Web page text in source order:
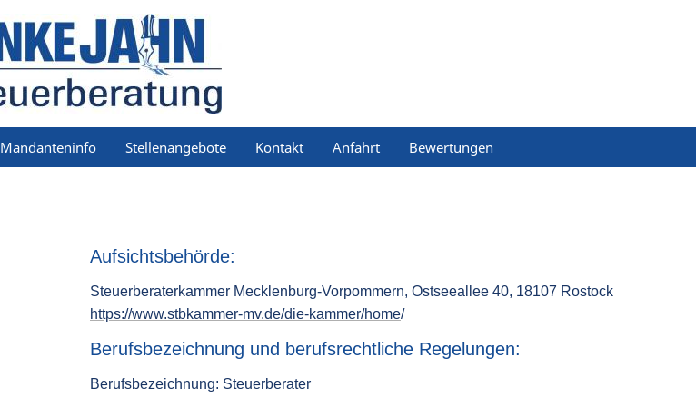
Mandanteninfo Stellenangebote Kontakt Anfahrt Bewertungen
Aufsichtsbehörde:
Steuerberaterkammer Mecklenburg-Vorpommern, Ostseeallee 40, 18107 Rostock
https://www.stbkammer-mv.de/die-kammer/home/
Berufsbezeichnung und berufsrechtliche Regelungen:
Berufsbezeichnung: Steuerberater